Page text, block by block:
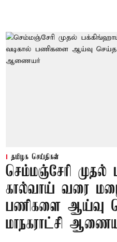
தமிழக செய்திகள்
செம்மஞ்சேரி முதல்
கால்வாய் வரை
பணிகளை ஆய்வு
மாநகராட்சி